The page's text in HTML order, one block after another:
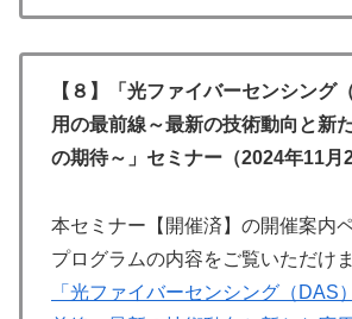
【８】「光ファイバーセンシング
用の最前線～最新の技術動向と新
の期待～」セミナー（2024年11月
本セミナー【開催済】の開催案内
プログラムの内容をご覧いただけま
「光ファイバーセンシング（DAS